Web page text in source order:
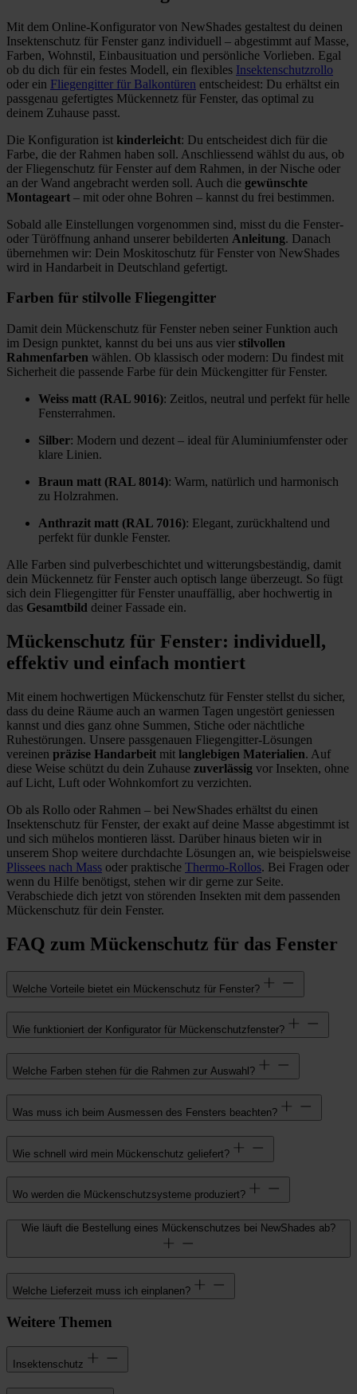
Mit dem Online-Konfigurator von NewShades gestaltest du deinen
Insektenschutz für Fenster ganz individuell – abgestimmt auf Masse,
Farben, Wohnstil, Einbausituation und persönliche Vorlieben. Egal
ob du dich für ein festes Modell, ein flexibles Insektenschutzrollo
oder ein Fliegengitter für Balkontüren entscheidest: Du erhältst ein
passgenau gefertigtes Mückennetz für Fenster, das optimal zu
deinem Zuhause passt.
Die Konfiguration ist kinderleicht: Du entscheidest dich für die
Farbe, die der Rahmen haben soll. Anschliessend wählst du aus, ob
der Fliegenschutz für Fenster auf dem Rahmen, in der Nische oder
an der Wand angebracht werden soll. Auch die gewünschte
Montageart – mit oder ohne Bohren – kannst du frei bestimmen.
Sobald alle Einstellungen vorgenommen sind, misst du die Fenster-
oder Türöffnung anhand unserer bebilderten Anleitung. Danach
übernehmen wir: Dein Moskitoschutz für Fenster von NewShades
wird in Handarbeit in Deutschland gefertigt.
Farben für stilvolle Fliegengitter
Damit dein Mückenschutz für Fenster neben seiner Funktion auch
im Design punktet, kannst du bei uns aus vier stilvollen
Rahmenfarben wählen. Ob klassisch oder modern: Du findest mit
Sicherheit die passende Farbe für dein Mückengitter für Fenster.
Weiss matt (RAL 9016): Zeitlos, neutral und perfekt für helle
Fensterrahmen.
Silber: Modern und dezent – ideal für Aluminiumfenster oder
klare Linien.
Braun matt (RAL 8014): Warm, natürlich und harmonisch
zu Holzrahmen.
Anthrazit matt (RAL 7016): Elegant, zurückhaltend und
perfekt für dunkle Fenster.
Alle Farben sind pulverbeschichtet und witterungsbeständig, damit
dein Mückennetz für Fenster auch optisch lange überzeugt. So fügt
sich dein Fliegengitter für Fenster unauffällig, aber hochwertig in
das Gesamtbild deiner Fassade ein.
Mückenschutz für Fenster: individuell,
effektiv und einfach montiert
Mit einem hochwertigen Mückenschutz für Fenster stellst du sicher,
dass du deine Räume auch an warmen Tagen ungestört geniessen
kannst und dies ganz ohne Summen, Stiche oder nächtliche
Ruhestörungen. Unsere passgenauen Fliegengitter-Lösungen
vereinen präzise Handarbeit mit langlebigen Materialien. Auf
diese Weise schützt du dein Zuhause zuverlässig vor Insekten, ohne
auf Licht, Luft oder Wohnkomfort zu verzichten.
Ob als Rollo oder Rahmen – bei NewShades erhältst du einen
Insektenschutz für Fenster, der exakt auf deine Masse abgestimmt ist
und sich mühelos montieren lässt. Darüber hinaus bieten wir in
unserem Shop weitere durchdachte Lösungen an, wie beispielsweise
Plissees nach Mass oder praktische Thermo-Rollos. Bei Fragen oder
wenn du Hilfe benötigst, stehen wir dir gerne zur Seite.
Verabschiede dich jetzt von störenden Insekten mit dem passenden
Mückenschutz für dein Fenster.
FAQ zum Mückenschutz für das Fenster
Welche Vorteile bietet ein Mückenschutz für Fenster?
Wie funktioniert der Konfigurator für Mückenschutzfenster?
Welche Farben stehen für die Rahmen zur Auswahl?
Was muss ich beim Ausmessen des Fensters beachten?
Wie schnell wird mein Mückenschutz geliefert?
Wo werden die Mückenschutzsysteme produziert?
Wie läuft die Bestellung eines Mückenschutzes bei NewShades ab?
Welche Lieferzeit muss ich einplanen?
Weitere Themen
Insektenschutz